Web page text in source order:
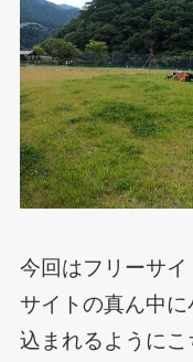
今回はフリーサ
サイトの真ん中
込まれるようにこ